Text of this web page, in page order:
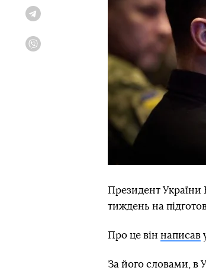
Президент України
тиждень на
Про це він написав
За його словами, в